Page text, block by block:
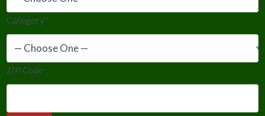
Category*
ZIP Code